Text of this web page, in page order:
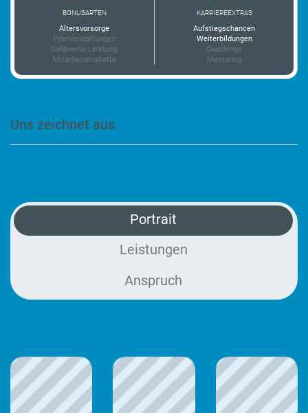
BONUSARTEN
Altersvorsorge
Prämienzahlungen
Geldwerte Leistung
Mitarbeiterrabatte
KARRIEREEXTRAS
Aufstiegschancen
Weiterbildungen
Coachings
Mentoring
Uns zeichnet aus
Portrait
Leistungen
Anspruch
-